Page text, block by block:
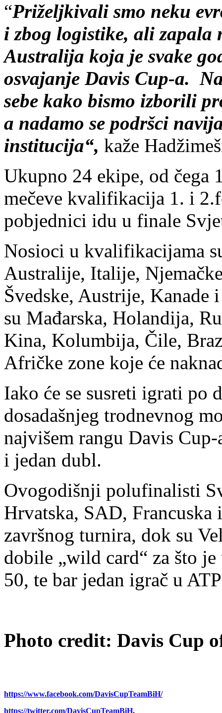
“Priželjkivali smo neku
i zbog logistike, ali zapala
Australija koja je svake
osvajanje Davis Cup-a.
sebe kako bismo izborili
a nadamo se podršci
institucija“, kaže
Ukupno 24 ekipe, od čega
mečeve kvalifikacija 1. i
pobjednici idu u finale
Nosioci u kvalifikacijama
Australije, Italije,
Švedske, Austrije, Kanade
su Mađarska, Holandija,
Kina, Kolumbija, Čile,
Afričke zone koje će
Iako će se susreti igrati po
dosadašnjeg trodnevnog
najvišem rangu Davis
i jedan dubl.
Ovogodišnji polufinalisti
Hrvatska, SAD,
završnog turnira, dok su
dobile „wild card“ za što
50, te bar jedan igrač u
Photo credit: Davis Cup
https://www.facebook.com/DavisCupTeamBiH/
https://twitter.com/DavisCupTeamBiH.